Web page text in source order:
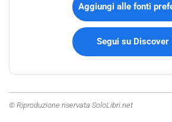
Aggiungi alle fonti
Segui su Discover
© Riproduzione riservata SoloLibri.net